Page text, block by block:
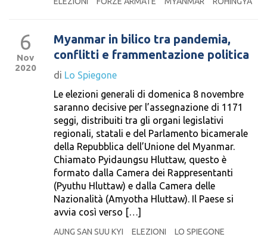
6
Nov
2020
Myanmar in bilico tra pandemia,
conflitti e frammentazione politica
di Lo Spiegone
Le elezioni generali di domenica 8 novembre
saranno decisive per l’assegnazione di 1171
seggi, distribuiti tra gli organi legislativi
regionali, statali e del Parlamento bicamerale
della Repubblica dell’Unione del Myanmar.
Chiamato Pyidaungsu Hluttaw, questo è
formato dalla Camera dei Rappresentanti
(Pyuthu Hluttaw) e dalla Camera delle
Nazionalità (Amyotha Hluttaw). Il Paese si
avvia così verso […]
AUNG SAN SUU KYI ELEZIONI
LO SPIEGONE